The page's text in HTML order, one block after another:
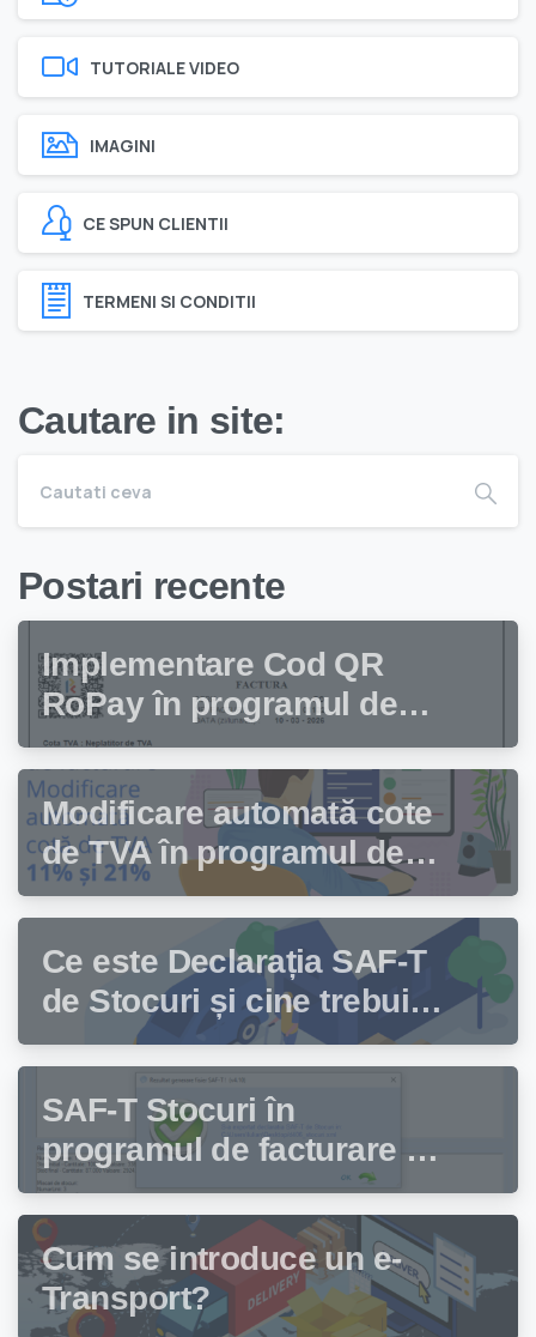
TUTORIALE VIDEO
IMAGINI
CE SPUN CLIENTII
TERMENI SI CONDITII
Cautare in site:
Postari recente
Implementare Cod QR
RoPay în programul de
facturare Facturis
Modificare automată cote
de TVA în programul de
facturare Facturis
Ce este Declarația SAF-T
de Stocuri și cine trebuie
să depună această
declarație?
SAF-T Stocuri în
programul de facturare și
gestiune stocuri Facturis
Cum se introduce un e-
Transport?